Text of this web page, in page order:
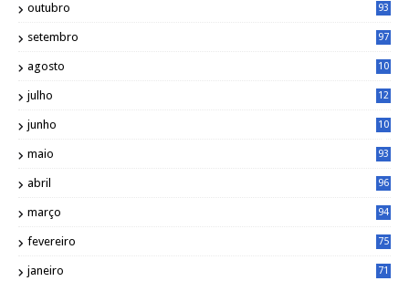
outubro 93
setembro 97
agosto
10
julho
12
junho
10
maio 93
abril 96
março 94
fevereiro 75
janeiro 71